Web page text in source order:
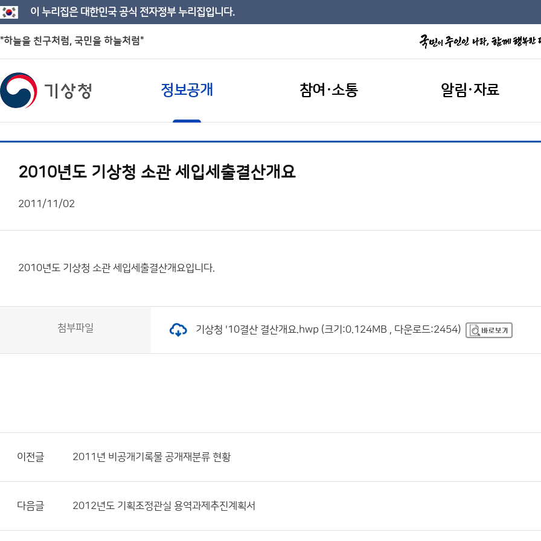
이 누리집은 대한민국 공식 전자정부 누리집입니다.
"하늘을 친구처럼, 국민을 하늘처럼"
정보공개 참여·소통 알림·자료
2010년도 기상청 소관 세입세출결산개요
2011/11/02
2010년도 기상청 소관 세입세출결산개요입니다.
첨부파일 기상청 '10결산 결산개요.hwp (크기:0.124MB , 다운로드:2454)
이전글 2011년 비공개기록물 공개재분류 현황
다음글 2012년도 기획조정관실 용역과제추진계획서